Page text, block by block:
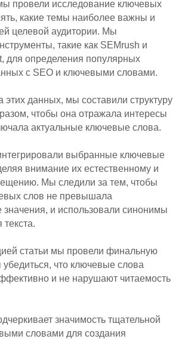
провели исследование ключевых
какие темы наиболее важны и
целевой аудитории. Мы
такие как SEMrush и
для определения популярных
с SEO и ключевыми словами.
данных, мы составили структуру
чтобы она отражала интересы
актуальные ключевые слова.
выбранные ключевые
внимание их естественному и
Мы следили за тем, чтобы
слов не превышала
и использовали синонимы
статьи мы провели финальную
убедиться, что ключевые слова
и не нарушают читаемость
значимость тщательной
словами для создания